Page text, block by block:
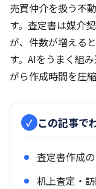
売買仲介を扱う不
す。査定書は媒介
が、件数が増える
す。AIをうまく組
がら作成時間を圧
この記事で
査定書作成
机上査定・